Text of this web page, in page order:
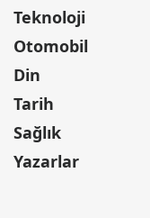
Teknoloji
Otomobil
Din
Tarih
Sağlık
Yazarlar